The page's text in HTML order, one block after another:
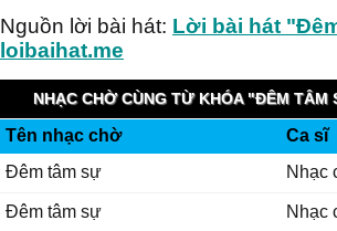
Mấy năm cách biệt chỉ vui đêm này
Chưa vơi tâm tình của hai chúng mình
Tiếng ngọt trên bờ mội
Này bạn thân nay hỡi nếu mai đi rồi nhớ mang
Còn tôi đêm mơ còn tôi đợi chờ
Thì dù xa xôi tôi vẫn là của người
Nguồn lời bài hát: Lời bài hát
loibaihat.me
NHẠC CHỜ CÙNG TỪ KHÓA "ĐÊM TÂM
Tên nhạc chờ
Ca sĩ
Đêm tâm sự
Nhạc
Đêm tâm sự Nhạc